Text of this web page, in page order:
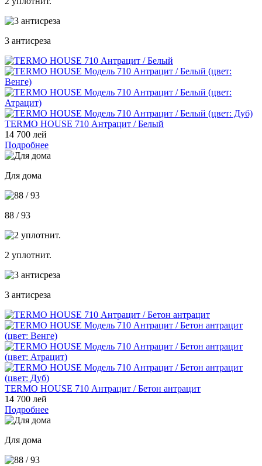
3 антисреза
TERMO HOUSE 710 Антрацит / Белый
14 700 лей
Подробнее
Для дома
88 / 93
2 уплотнит.
3 антисреза
TERMO HOUSE 710 Антрацит / Бетон антрацит
14 700 лей
Подробнее
Для дома